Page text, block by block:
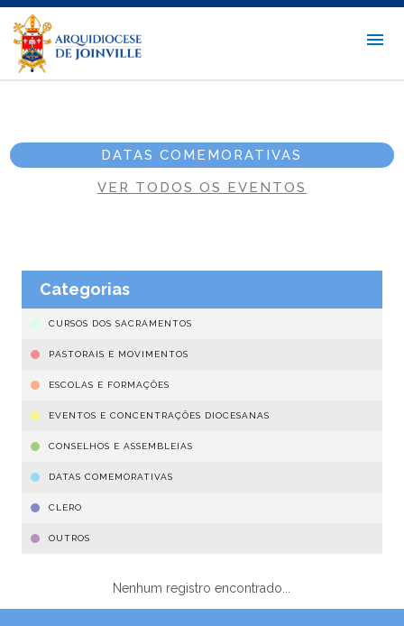
DATAS COMEMORATIVAS
VER TODOS OS EVENTOS
Categorias
CURSOS DOS SACRAMENTOS
PASTORAIS E MOVIMENTOS
ESCOLAS E FORMAÇÕES
EVENTOS E CONCENTRAÇÕES DIOCESANAS
CONSELHOS E ASSEMBLEIAS
DATAS COMEMORATIVAS
CLERO
OUTROS
Nenhum registro encontrado...